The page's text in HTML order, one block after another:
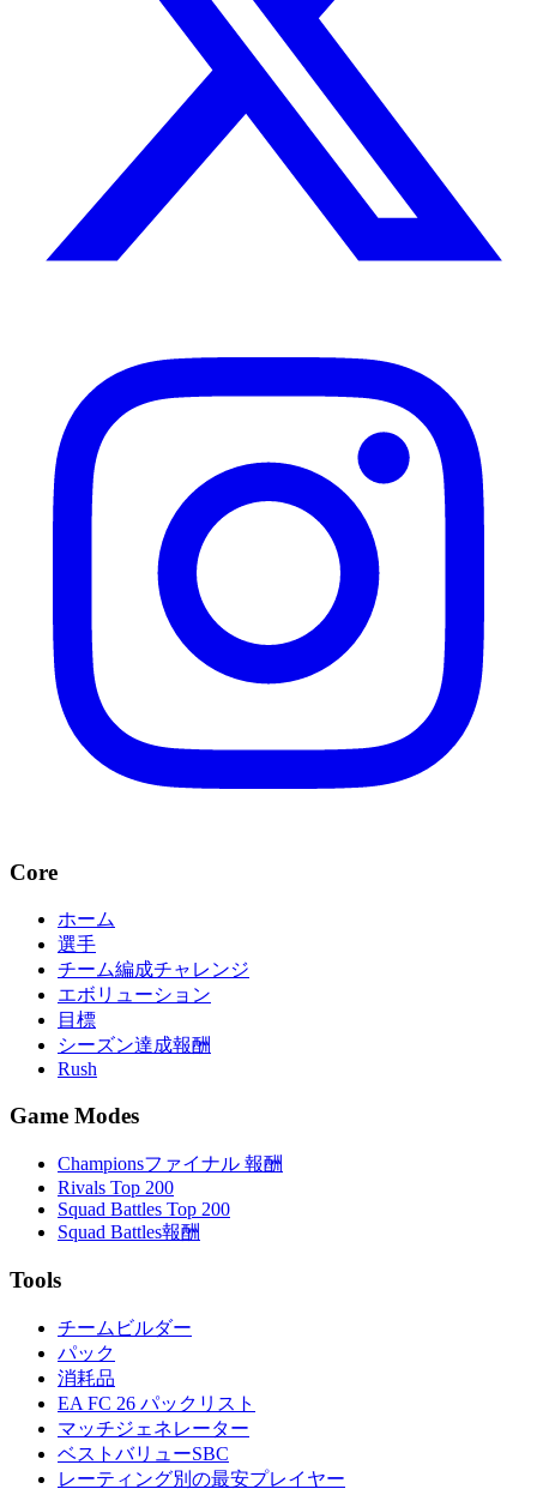
Core
ホーム
選手
チーム編成チャレンジ
エボリューション
目標
シーズン達成報酬
Rush
Game Modes
Championsファイナル 報酬
Rivals Top 200
Squad Battles Top 200
Squad Battles報酬
Tools
チームビルダー
パック
消耗品
EA FC 26 パックリスト
マッチジェネレーター
ベストバリューSBC
レーティング別の最安プレイヤー